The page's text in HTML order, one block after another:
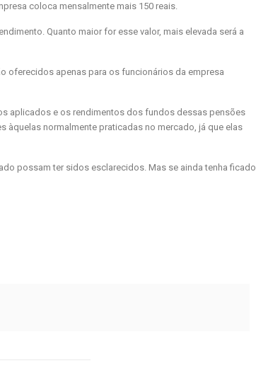
coloca mensalmente mais 150 reais.
Quanto maior for esse valor, mais elevada será a
oferecidos apenas para os funcionários da empresa
aplicados e os rendimentos dos fundos dessas pensões
normalmente praticadas no mercado, já que elas
possam ter sidos esclarecidos. Mas se ainda tenha ficado